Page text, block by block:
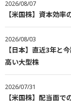
2026/08/07
【米国株】資本効
2026/08/03
【日本】直近3年と
高い大型株
2026/07/31
【米国株】配当面